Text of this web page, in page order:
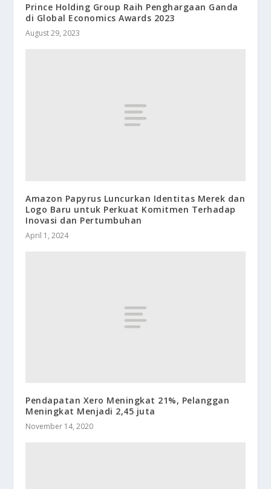
Prince Holding Group Raih Penghargaan Ganda
di Global Economics Awards 2023
August 29, 2023
Amazon Papyrus Luncurkan Identitas Merek dan
Logo Baru untuk Perkuat Komitmen Terhadap
Inovasi dan Pertumbuhan
April 1, 2024
Pendapatan Xero Meningkat 21%, Pelanggan
Meningkat Menjadi 2,45 juta
November 14, 2020